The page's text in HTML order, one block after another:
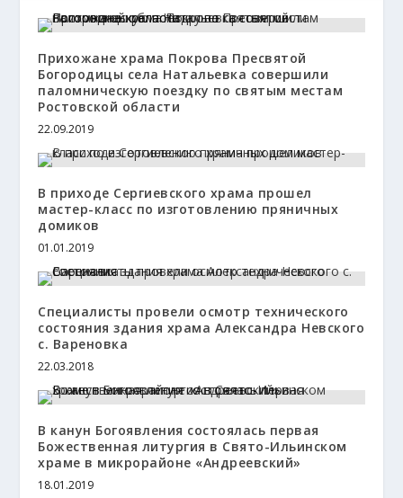
Прихожане храма Покрова Пресвятой
Богородицы села Натальевка совершили
паломническую поездку по святым местам
Ростовской области
22.09.2019
В приходе Сергиевского храма прошел
мастер-класс по изготовлению пряничных
домиков
01.01.2019
Специалисты провели осмотр технического
состояния здания храма Александра Невского
с. Вареновка
22.03.2018
В канун Богоявления состоялась первая
Божественная литургия в Свято-Ильинском
храме в микрорайоне «Андреевский»
18.01.2019